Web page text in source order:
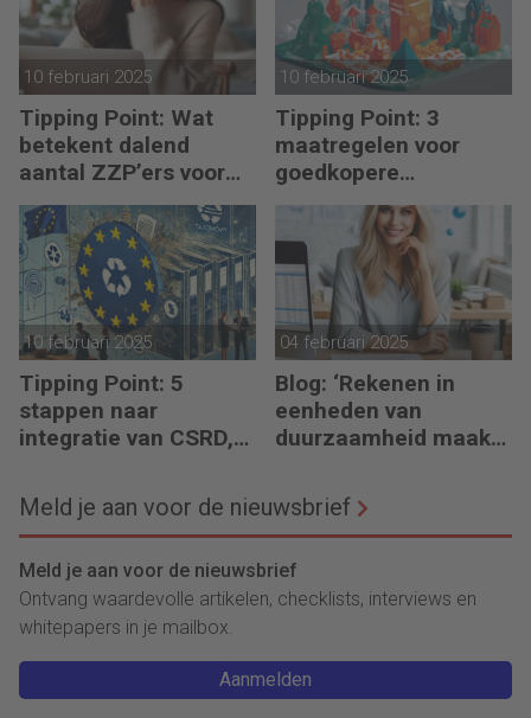
10 februari 2025
Tipping Point: Wat
betekent dalend
aantal ZZP’ers voor
financiële planning?
10 februari 2025
Tipping Point: 3
maatregelen voor
goedkopere
financiering (om te
verduurzamen)
10 februari 2025
Tipping Point: 5
stappen naar
integratie van CSRD,
04 februari 2025
Blog: ‘Rekenen in
eenheden van
duurzaamheid maakt
Meld je aan voor de nieuwsbrief
Meld je aan voor de nieuwsbrief
Ontvang waardevolle artikelen, checklists, interviews en
whitepapers in je mailbox.
Aanmelden